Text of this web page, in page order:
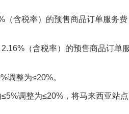
含税率）的预售商品订单服务
（含税率）的预售商品订单
调整为≤20%。
调整为≤20%，将马来西亚站